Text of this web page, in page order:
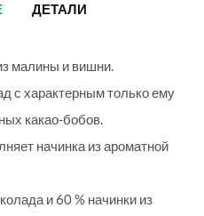
ДЕТАЛИ
малины и вишни.
с характерным только ему
какао-бобов.
начинка из ароматной
и 60 % начинки из